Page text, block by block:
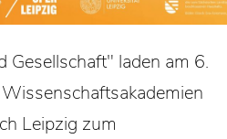
Gesellschaft" laden am 6.
Leipzig zum